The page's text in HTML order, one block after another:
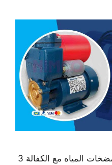
مضخات مياه صبحان افضل مضخات المياه مع الكفالة 3